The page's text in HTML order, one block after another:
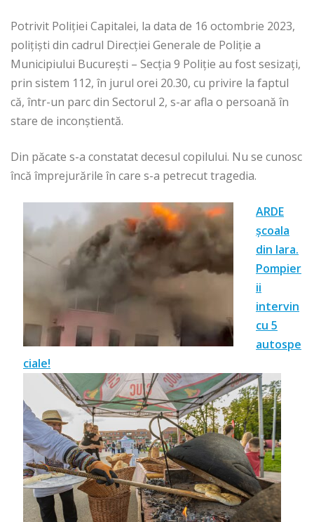
Potrivit Poliției Capitalei, la data de 16 octombrie 2023,
polițiști din cadrul Direcției Generale de Poliție a
Municipiului București – Secția 9 Poliție au fost sesizați,
prin sistem 112, în jurul orei 20.30, cu privire la faptul
că, într-un parc din Sectorul 2, s-ar afla o persoană în
stare de inconștientă.
Din păcate s-a constatat decesul copilului. Nu se cunosc
încă împrejurările în care s-a petrecut tragedia.
ARDE
școala
din Iara.
Pompier
ii
intervin
cu 5
autospe
ciale!